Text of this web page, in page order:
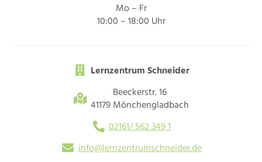
Mo – Fr
10:00 – 18:00 Uhr
Lernzentrum Schneider
Beeckerstr. 16
41179 Mönchengladbach
02161/ 562 349 1
info@lernzentrumschneider.de